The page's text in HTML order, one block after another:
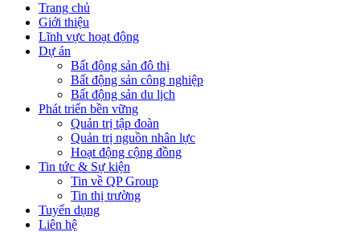
Trang chủ
Giới thiệu
Lĩnh vực hoạt động
Dự án
Bất động sản đô thị
Bất động sản công nghiệp
Bất động sản du lịch
Phát triển bền vững
Quản trị tập đoàn
Quản trị nguồn nhân lực
Hoạt động cộng đồng
Tin tức & Sự kiện
Tin về QP Group
Tin thị trường
Tuyển dụng
Liên hệ